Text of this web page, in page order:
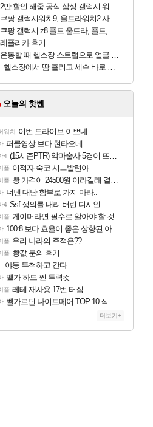
2만 할인 해줌 공식 삼성 갤럭시 워치9 실버, 44mm, 블루투스
쿠팡 갤럭시워치9, 울트라워치2 사전구매 혜택 받아보세요
쿠팡 갤럭시 z8 폴드 울트라, 폴드, 플립 사전예약
레플리카 후기
운동할 때 헬스장 스트랩으로 얼굴 만졌다가 볼 뒤집어짐
헬스장에서 땀 흘리고 세수 바로 안 하면 트러블 나냐?
오늘의 핫벤
워치 이번 드라이브 이쁘네
퍼클영상 보다 현타오네
4 (15시즌PTR) 악마술사 5경이 뜨네요
플 이적자 숙코 시ㅡ발련아
플 빵 가격이 24500원 이라길래 결제 취소하고 나왔다
너넨 대난 함부로 가지 마라..
4 Ssf 정의를 내려 버린 디시인
플 게이머라면 필수로 알아야 할 것
100:8 보다 효율이 좋은 상향된 아제나 ㄷㄷ
플 우리 나라의 주적은??
플 빵값 문의 후기
야동 투척하고 간다
벨가 하드 찐 투력컷
플 레테 재사용 17번 터짐
벨가르딘 나이트메어 TOP 10 직업별 분포
더보기+